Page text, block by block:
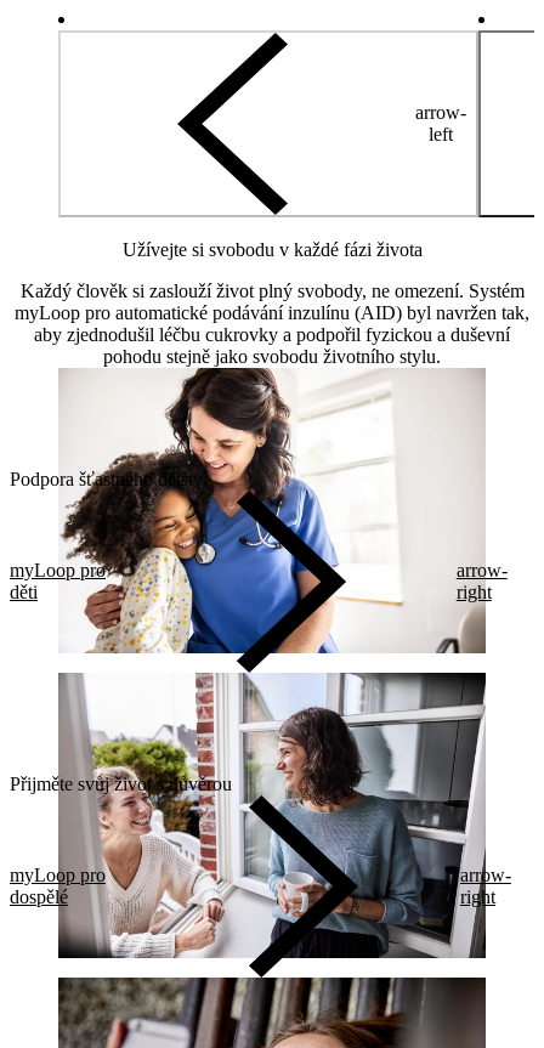
arrow-
left
Užívejte si svobodu v každé fázi života
Každý člověk si zaslouží život plný svobody, ne omezení. Systém
myLoop pro automatické podávání inzulínu (AID) byl navržen tak,
aby zjednodušil léčbu cukrovky a podpořil fyzickou a duševní
pohodu stejně jako svobodu životního stylu.
Podpora šťastného dětství
myLoop pro
děti
arrow-
right
Přijměte svůj život s důvěrou
myLoop pro
dospělé
arrow-
right